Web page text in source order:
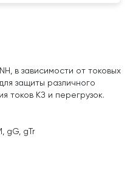
в зависимости от токовых
защиты различного
токов КЗ и перегрузок.
gG, gTr